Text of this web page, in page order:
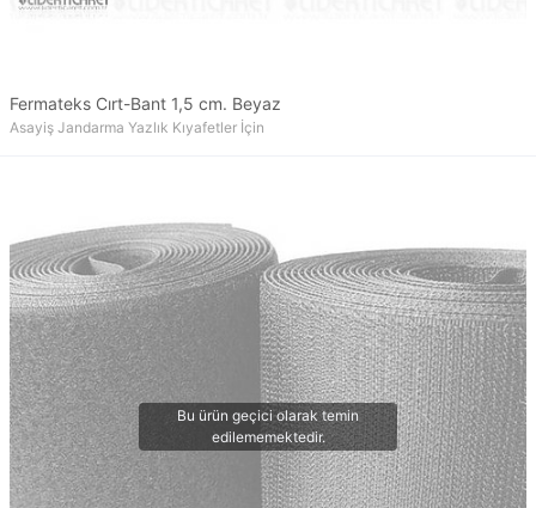
Fermateks Cırt-Bant 1,5 cm. Beyaz
Asayiş Jandarma Yazlık Kıyafetler İçin